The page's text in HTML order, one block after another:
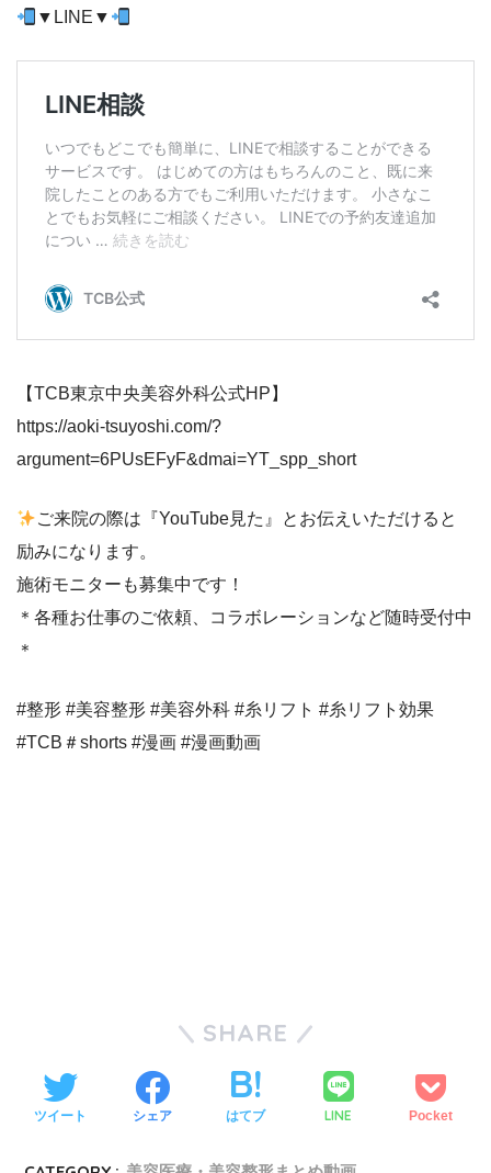
▼LINE▼
【TCB東京中央美容外科公式HP】
https://aoki-tsuyoshi.com/?
argument=6PUsEFyF&dmai=YT_spp_short
ご来院の際は『YouTube見た』とお伝えいただけると
励みになります。
施術モニターも募集中です！
＊各種お仕事のご依頼、コラボレーションなど随時受付中
＊
#整形 #美容整形 #美容外科 #糸リフト #糸リフト効果
#TCB＃shorts #漫画 #漫画動画
SHARE
ツイート シェア はてブ LINE Pocket